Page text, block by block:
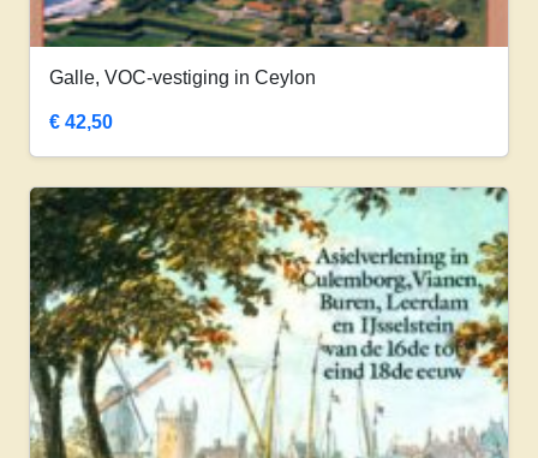
Galle, VOC-vestiging in Ceylon
€ 42,50